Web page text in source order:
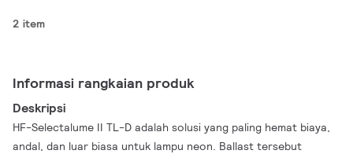
2 item
Informasi rangkaian produk
Deskripsi
HF-Selectalume II TL-D adalah solusi yang paling hemat biaya,
andal, dan luar biasa untuk lampu neon. Ballast tersebut